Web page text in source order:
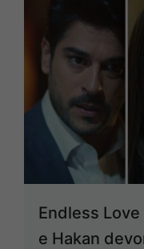
Endless
e Hakan